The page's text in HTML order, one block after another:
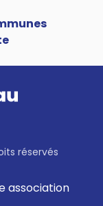
réservés
association